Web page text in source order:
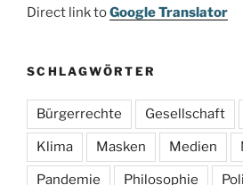
Direct link toGoogle Translator
SCHLAGWÖRTER
Bürgerrechte Gesellschaft
Klima Masken Medien
Pandemie Philosophie